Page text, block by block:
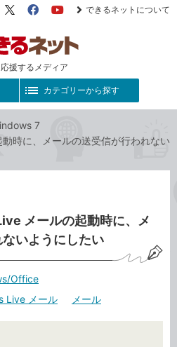
援するメディア
X（旧
FacebookYouTube
できるネットについて
カテゴリーから探す
7
時に、メールの送受信が行われない
メールの起動時に、メ
いようにしたい
Office
Live メール メール